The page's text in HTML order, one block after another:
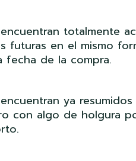
totalmente
futuras en el mismo
fecha de la compra.
ya
con algo de holgura